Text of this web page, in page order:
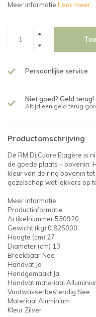
Meer informatie Lees meer..
Persoonlijke service
Niet goed? Geld terug!
Altijd een geld terug
Productomschrijving
De RM Di Cuore Etagère is
de goede plaats – bovenin.
kleur van de ring bovenin
gezelschap wat lekkers op
Meer informatie
Productinformatie
Artikelnummer 530920
Gewicht (kg) 0.825000
Hoogte (cm) 27
Diameter (cm) 13
Breekbaar Nee
Handvat Ja
Handgemaakt Ja
Handvat materiaal
Vaatwasserbestendig Nee
Materiaal Aluminium
Kleur Zilver